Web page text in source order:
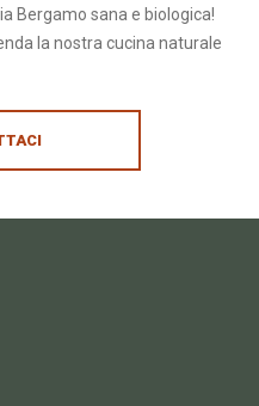
Bergamo sana e biologica!
la nostra cucina naturale